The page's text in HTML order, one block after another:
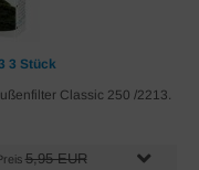
3 Stück
Classic 250 /2213.
5,95 EUR